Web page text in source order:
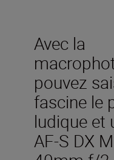
Avec la
pouvez
fascine le
ludique et
AF-S DX